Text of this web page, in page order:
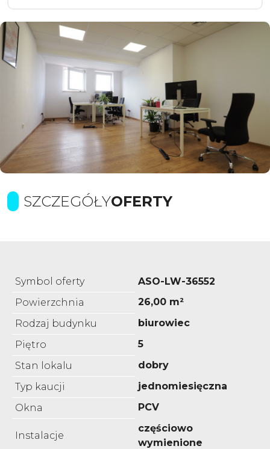
SZCZEGÓŁYOFERTY
Symbol oferty
ASO-LW-36552
Powierzchnia
26,00 m²
Rodzaj budynku
biurowiec
Piętro
5
Stan lokalu
dobry
Typ kaucji
jednomiesięczna
Okna
PCV
Instalacje
częściowo
wymienione